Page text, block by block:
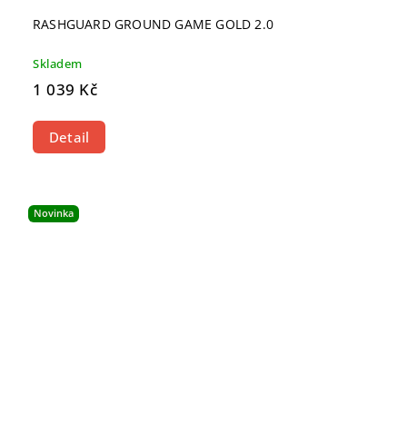
RASHGUARD GROUND GAME GOLD 2.0
Skladem
1 039 Kč
Detail
Novinka